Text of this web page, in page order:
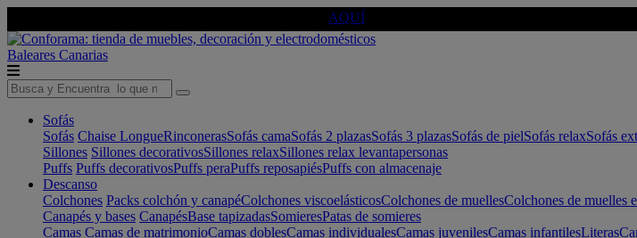
AQUÍ
Baleares Canarias
Sofás
Sofás Chaise LongueRinconerasSofás camaSofás 2 plazasSofás 3 plazasSofás de pielSofás relaxSofás
Sillones Sillones decorativosSillones relaxSillones relax levantapersonas
Puffs Puffs decorativosPuffs peraPuffs reposapiésPuffs con almacenaje
Descanso
Colchones Packs colchón y canapéColchones viscoelásticosColchones de muellesColchones de muelles
Canapés y bases CanapésBase tapizadasSomieresPatas de somieres
Camas Camas de matrimonioCamas doblesCamas individualesCamas juvenilesCamas infantilesLiteras